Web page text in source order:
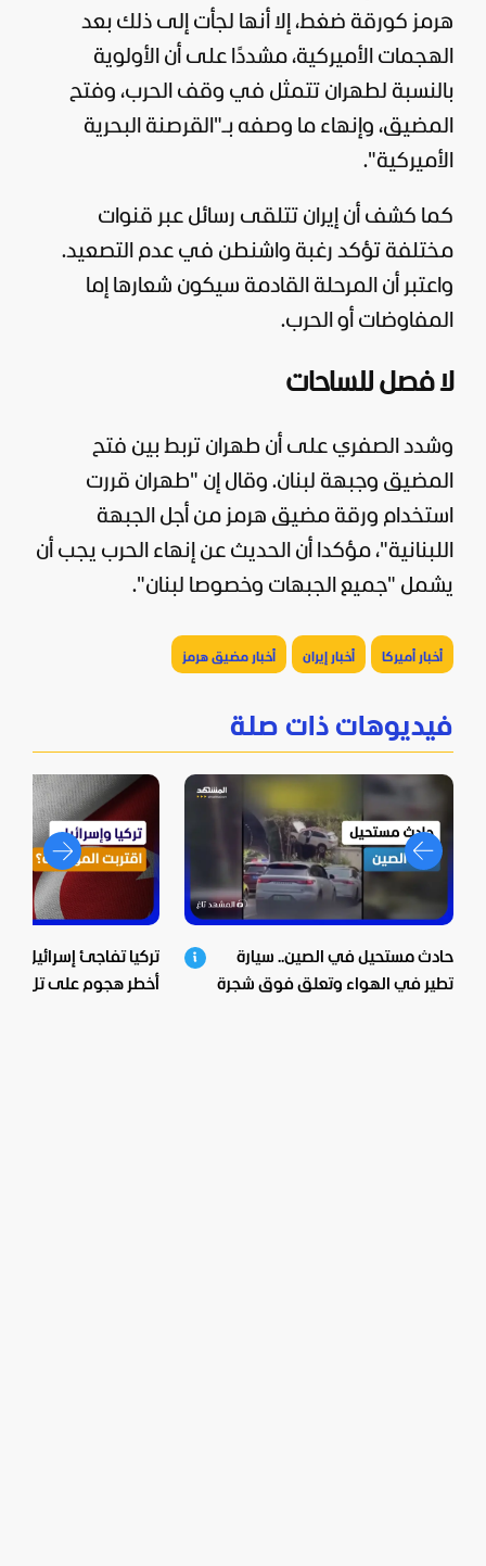
هرمز كورقة ضغط، إلا أنها لجأت إلى ذلك بعد
الهجمات الأميركية، مشددًا على أن الأولوية
بالنسبة لطهران تتمثل في وقف الحرب، وفتح
المضيق، وإنهاء ما وصفه بـ"القرصنة البحرية
الأميركية".
كما كشف أن إيران تتلقى رسائل عبر قنوات
مختلفة تؤكد رغبة واشنطن في عدم التصعيد.
واعتبر أن المرحلة القادمة سيكون شعارها إما
المفاوضات أو الحرب.
لا فصل للساحات
وشدد الصفري على أن طهران تربط بين فتح
المضيق وجبهة لبنان. وقال إن "طهران قررت
استخدام ورقة مضيق هرمز من أجل الجبهة
اللبنانية"، مؤكدا أن الحديث عن إنهاء الحرب يجب أن
يشمل "جميع الجبهات وخصوصا لبنان".
أخبار أميركا أخبار إيران أخبار مضيق هرمز
فيديوهات ذات صلة
حادث مستحيل في الصين.. سيارة
تطير في الهواء وتعلق فوق شجرة
تركيا تفاجئ إسرائيل..
أخطر هجوم على تل